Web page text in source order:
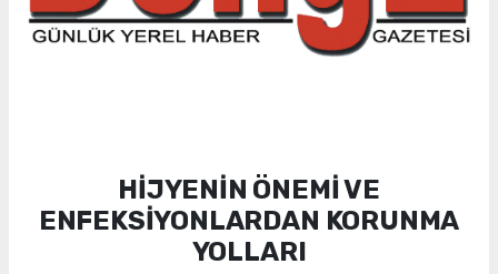
HİJYENİN ÖNEMİ VE
ENFEKSİYONLARDAN KORUNMA
YOLLARI